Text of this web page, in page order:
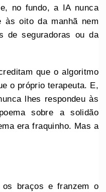
no fundo, a IA nunca
às oito da manhã nem
de seguradoras ou da
que o algoritmo
o próprio terapeuta. E,
lhes respondeu às
sobre a solidão
era fraquinho. Mas a
os braços e franzem o